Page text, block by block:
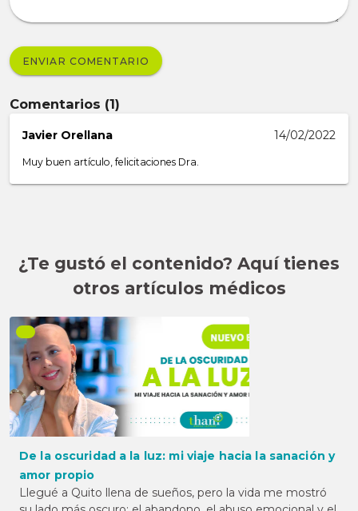
ENVIAR COMENTARIO
Comentarios (1)
Javier Orellana 14/02/2022
Muy buen artículo, felicitaciones Dra.
¿Te gustó el contenido? Aquí tienes
otros artículos médicos
De la oscuridad a la luz: mi viaje hacia la sanación y
amor propio
Llegué a Quito llena de sueños, pero la vida me mostró